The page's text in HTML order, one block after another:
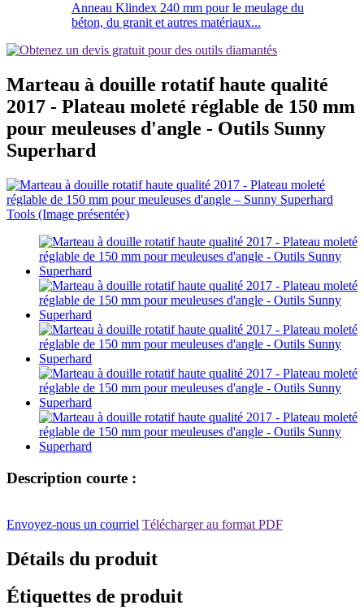
Anneau Klindex 240 mm pour le meulage du
béton, du granit et autres matériaux...
Marteau à douille rotatif haute qualité
2017 - Plateau moleté réglable de 150 mm
pour meuleuses d'angle - Outils Sunny
Superhard
Description courte :
Envoyez-nous un courriel Télécharger au format PDF
Détails du produit
Étiquettes de produit